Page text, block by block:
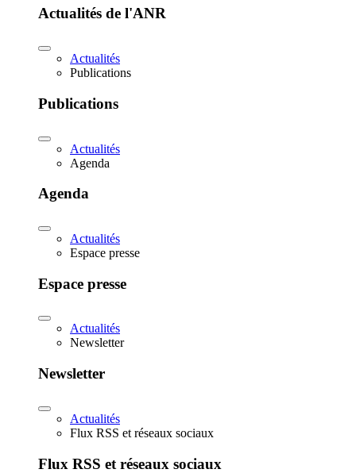
Actualités de l'ANR
Actualités
Publications
Publications
Actualités
Agenda
Agenda
Actualités
Espace presse
Espace presse
Actualités
Newsletter
Newsletter
Actualités
Flux RSS et réseaux sociaux
Flux RSS et réseaux sociaux